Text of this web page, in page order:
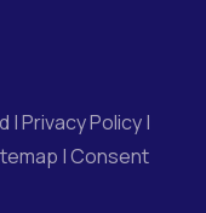
|Privacy Policy|
|Consent